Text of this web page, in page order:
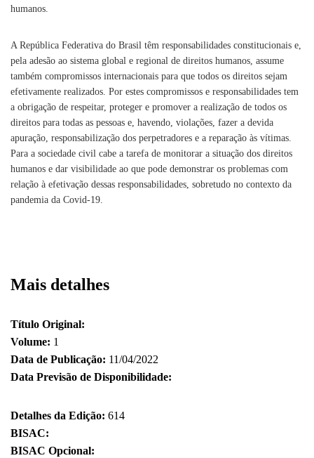
humanos.
A República Federativa do Brasil têm responsabilidades constitucionais e,
pela adesão ao sistema global e regional de direitos humanos, assume
também compromissos internacionais para que todos os direitos sejam
efetivamente realizados. Por estes compromissos e responsabilidades tem
a obrigação de respeitar, proteger e promover a realização de todos os
direitos para todas as pessoas e, havendo, violações, fazer a devida
apuração, responsabilização dos perpetradores e a reparação às vítimas.
Para a sociedade civil cabe a tarefa de monitorar a situação dos direitos
humanos e dar visibilidade ao que pode demonstrar os problemas com
relação à efetivação dessas responsabilidades, sobretudo no contexto da
pandemia da Covid-19.
Mais detalhes
Título Original:
Volume: 1
Data de Publicação: 11/04/2022
Data Previsão de Disponibilidade:
Detalhes da Edição: 614
BISAC:
BISAC Opcional: